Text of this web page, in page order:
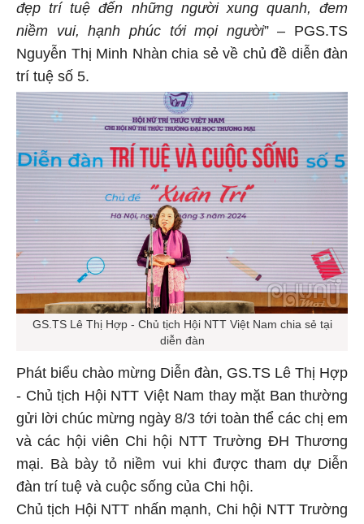
đẹp trí tuệ đến những người xung quanh, đem
niềm vui, hạnh phúc tới mọi người” – PGS.TS
Nguyễn Thị Minh Nhàn chia sẻ về chủ đề diễn đàn
trí tuệ số 5.
GS.TS Lê Thị Hợp - Chủ tịch Hội NTT Việt Nam chia sẻ tại
diễn đàn
Phát biểu chào mừng Diễn đàn, GS.TS Lê Thị Hợp
- Chủ tịch Hội NTT Việt Nam thay mặt Ban thường
gửi lời chúc mừng ngày 8/3 tới toàn thể các chị em
và các hội viên Chi hội NTT Trường ĐH Thương
mại. Bà bày tỏ niềm vui khi được tham dự Diễn
đàn trí tuệ và cuộc sống của Chi hội.
Chủ tịch Hội NTT nhấn mạnh, Chi hội NTT Trường